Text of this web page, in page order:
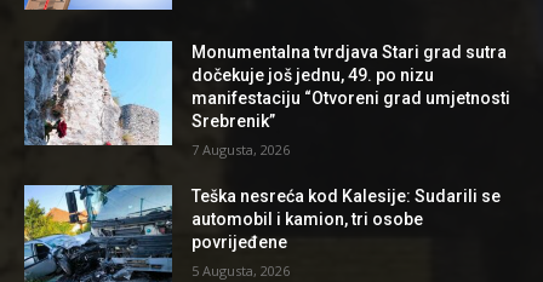
Monumentalna tvrdjava Stari grad sutra
dočekuje još jednu, 49. po nizu
manifestaciju “Otvoreni grad umjetnosti
Srebrenik”
7 Augusta, 2026
Teška nesreća kod Kalesije: Sudarili se
automobil i kamion, tri osobe
povrijeđene
5 Augusta, 2026